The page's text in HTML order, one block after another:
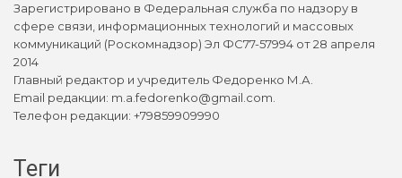
Зарегистрировано в Федеральная служба по надзору в
сфере связи, информационных технологий и массовых
коммуникаций (Роскомнадзор) Эл ФС77-57994 от 28 апреля
2014
Главный редактор и учредитель Федоренко М.А.
Email редакции: m.a.fedorenko@gmail.com.
Телефон редакции: +79859909990
Теги